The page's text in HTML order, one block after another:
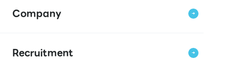
Company
Recruitment